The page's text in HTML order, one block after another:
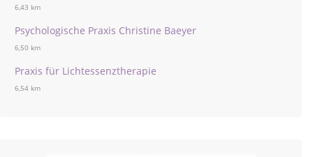
6,43 km
Psychologische Praxis Christine Baeyer
6,50 km
Praxis für Lichtessenztherapie
6,54 km